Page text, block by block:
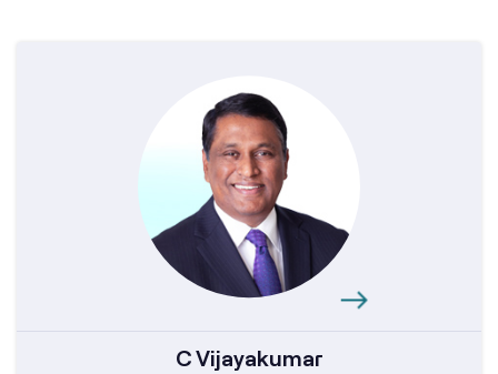
C Vijayakumar